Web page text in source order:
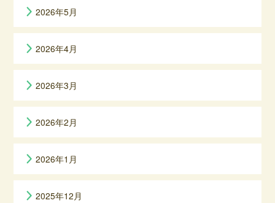
2026年5月
2026年4月
2026年3月
2026年2月
2026年1月
2025年12月